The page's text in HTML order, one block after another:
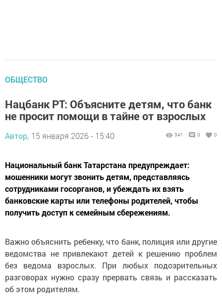
ОБЩЕСТВО
Нацбанк РТ: Объясните детям, что банк
не просит помощи в тайне от взрослых
Автор, 15 января 2026 - 15:40 341 0 0
Национальный банк Татарстана предупреждает:
мошенники могут звонить детям, представляясь
сотрудниками госорганов, и убеждать их взять
банковские карты или телефоны родителей, чтобы
получить доступ к семейным сбережениям.
Важно объяснить ребенку, что банк, полиция или другие
ведомства не привлекают детей к решению проблем
без ведома взрослых. При любых подозрительных
разговорах нужно сразу прервать связь и рассказать
об этом родителям.